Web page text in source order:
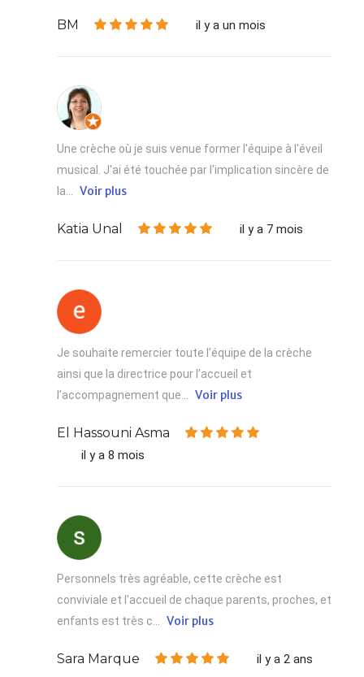
BM il y a un mois
Une crèche où je suis venue former l'équipe à l'éveil
musical. J'ai été touchée par l'implication sincère de
la... Voir plus
Katia Unal il y a 7 mois
Je souhaite remercier toute l’équipe de la crèche
ainsi que la directrice pour l’accueil et
l’accompagnement que... Voir plus
El Hassouni Asma
il y a 8 mois
Personnels très agréable, cette crèche est
conviviale et l'accueil de chaque parents, proches, et
enfants est très c... Voir plus
Sara Marque il y a 2 ans